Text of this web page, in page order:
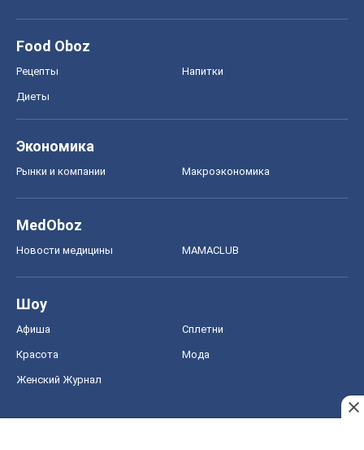
Food Oboz
Рецепты Напитки
Диеты
Экономика
Рынки и компании Mакроэкономика
MedOboz
Новости медицины MAMACLUB
Шоу
Афиша Сплетни
Красота Мода
Женский Журнал